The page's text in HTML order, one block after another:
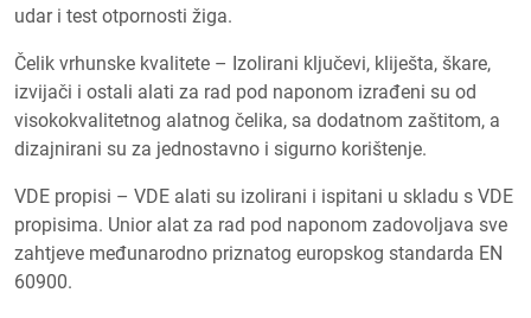
udar i test otpornosti žiga.
Čelik vrhunske kvalitete – Izolirani ključevi, kliješta, škare,
izvijači i ostali alati za rad pod naponom izrađeni su od
visokokvalitetnog alatnog čelika, sa dodatnom zaštitom, a
dizajnirani su za jednostavno i sigurno korištenje.
VDE propisi – VDE alati su izolirani i ispitani u skladu s VDE
propisima. Unior alat za rad pod naponom zadovoljava sve
zahtjeve međunarodno priznatog europskog standarda EN
60900.